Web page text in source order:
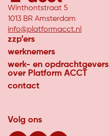
Winthontstraat 5
1013 BR Amsterdam
info@platformacct.nl
zzp’ers
werknemers
werk- en opdrachtgevers
over Platform ACCT
contact
Volg ons